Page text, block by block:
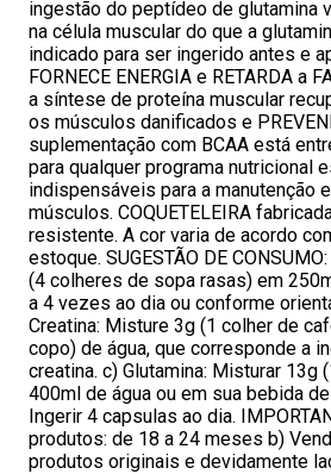
ingestão do peptídeo de glutamina
na célula muscular do que a
indicado para ser ingerido antes e
FORNECE ENERGIA e RETARDA a
a síntese de proteína muscular
os músculos danificados e
suplementação com BCAA está
para qualquer programa nutricional
indispensáveis para a manutenção
músculos. COQUETELEIRA
resistente. A cor varia de acordo
estoque. SUGESTÃO DE
(4 colheres de sopa rasas) em
a 4 vezes ao dia ou conforme
Creatina: Misture 3g (1 colher de
copo) de água, que corresponde a
creatina. c) Glutamina: Misturar 13g
400ml de água ou em sua bebida
Ingerir 4 capsulas ao dia.
produtos: de 18 a 24 meses b)
produtos originais e devidamente